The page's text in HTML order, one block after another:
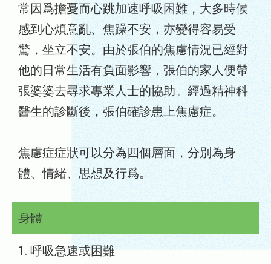
常因爲擔憂而心跳加速呼吸困難，大多時候
感到心煩意亂、焦躁不安，亦變得容易受
驚，坐立不安。由於張伯的焦慮情況已經對
他的日常生活有負面影響，張伯的家人便帶
張婆婆去尋求專業人士的協助。經過精神科
醫生的診斷後，張伯確診患上焦慮症。
焦慮症症狀可以分為四個層面，分別為身
體、情緒、思想及行爲。
身體
1. 呼吸急速或困難